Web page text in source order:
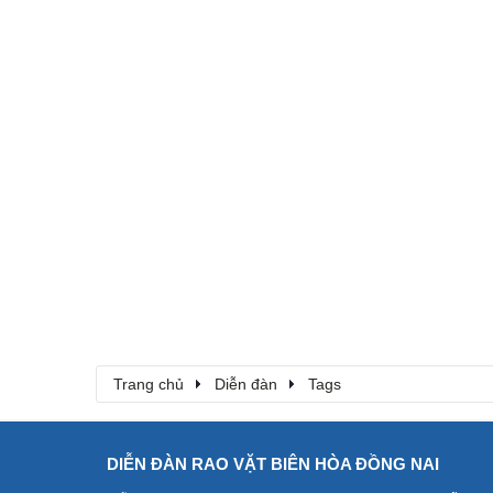
Trang chủ Diễn đàn Tags
DIỄN ĐÀN RAO VẶT BIÊN HÒA ĐỒNG NAI